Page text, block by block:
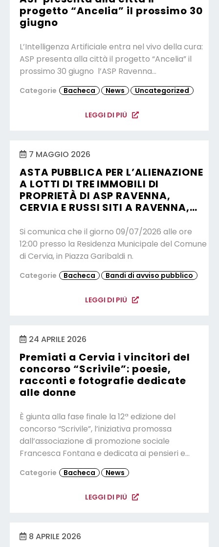
progetto “Ancelia” il prossimo 30
giugno
L’Intelligenza Artificiale entra nel vivo della cura:
ASP presenta alla città il progetto “Ancelia” il
prossimo 30 giugno l’ASP Ravenna…
Categorie Bacheca News Uncategorized
LEGGI DI PIÙ
7 MAGGIO 2026
ASTA PUBBLICA PER L’ALIENAZIONE
A LOTTI DI TRE IMMOBILI DI
PROPRIETÀ DI ASP RAVENNA,
CERVIA E RUSSI SITI A RAVENNA,…
Si comunica che il giorno 09/07/2026 alle ore
12:00 presso la Residenza Municipale del Comune
di Cervia, in Piazza Garibaldi n.
Categorie Bacheca Bandi di avviso pubblico
LEGGI DI PIÙ
24 APRILE 2026
Premiati a Cervia i vincitori del
concorso “Scrivile”: poesie,
racconti e fotografie dedicate
alle donne
È giunta alla fase finale la 12ª edizione del
concorso “Scrivile”, l’iniziativa promossa
dall’associazione di promozione sociale
Francesca Fontana e dedicata ai pensieri e…
Categorie Bacheca News
LEGGI DI PIÙ
8 APRILE 2026